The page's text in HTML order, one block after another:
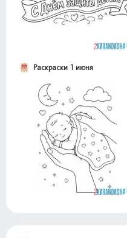
Раскраски 1 июня